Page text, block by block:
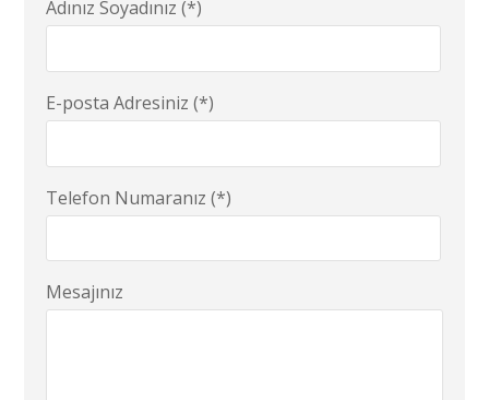
Adınız Soyadınız (*)
E-posta Adresiniz (*)
Telefon Numaranız (*)
Mesajınız